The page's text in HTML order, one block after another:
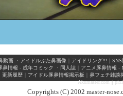
動画・ アイドルぶた鼻画像 アイドリング!!!｜
鼻情報 - 成年コミック ・ 同人誌｜ アニメ豚鼻情報 -
更新履歴 アイドル豚鼻情報掲示板
鼻フェチ雑談
Akumaster.com｜
Copyrights (C) 2002 master-